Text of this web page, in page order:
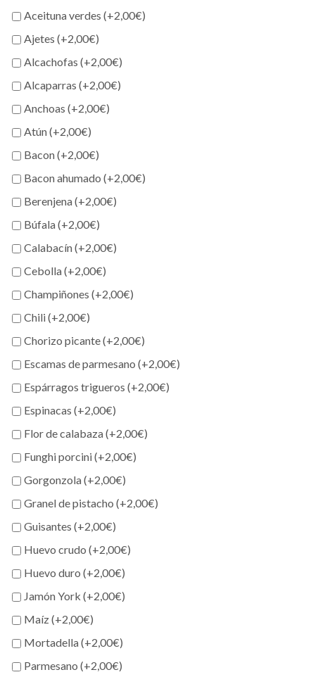
Aceituna verdes (+2,00€)
Ajetes (+2,00€)
Alcachofas (+2,00€)
Alcaparras (+2,00€)
Anchoas (+2,00€)
Atún (+2,00€)
Bacon (+2,00€)
Bacon ahumado (+2,00€)
Berenjena (+2,00€)
Búfala (+2,00€)
Calabacín (+2,00€)
Cebolla (+2,00€)
Champiñones (+2,00€)
Chili (+2,00€)
Chorizo picante (+2,00€)
Escamas de parmesano (+2,00€)
Espárragos trigueros (+2,00€)
Espinacas (+2,00€)
Flor de calabaza (+2,00€)
Funghi porcini (+2,00€)
Gorgonzola (+2,00€)
Granel de pistacho (+2,00€)
Guisantes (+2,00€)
Huevo crudo (+2,00€)
Huevo duro (+2,00€)
Jamón York (+2,00€)
Maíz (+2,00€)
Mortadella (+2,00€)
Parmesano (+2,00€)